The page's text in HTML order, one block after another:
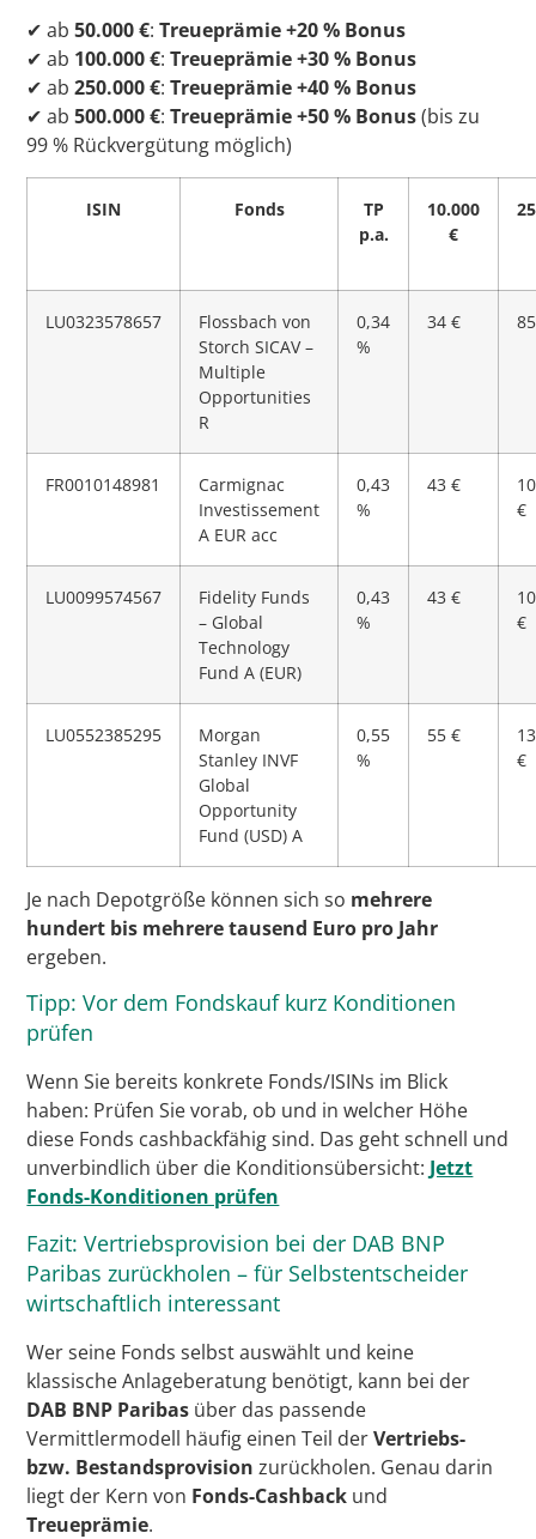
✔ ab50.000 €:Treueprämie +20 % Bonus
✔ ab 100.000 €:Treueprämie +30 % Bonus
✔ ab250.000 €:Treueprämie +40 % Bonus
✔ ab500.000 €:Treueprämie +50 % Bonus(bis zu
99 % Rückvergütung möglich)
ISIN Fonds
TP
p.a.
10.000
€
LU0323578657
Flossbach von
Storch SICAV –
Multiple
Opportunities
R
0,34
%
34 €
FR0010148981
Carmignac
Investissement
A EUR acc
0,43
%
43 €
€
LU0099574567
Fidelity Funds
– Global
Technology
Fund A (EUR)
0,43
%
43 €
€
LU0552385295
Morgan
Stanley INVF
Global
Opportunity
Fund (USD) A
0,55
%
55 €
€
Je nach Depotgröße können sich so mehrere
hundert bis mehrere tausend Euro pro Jahr
ergeben.
Tipp: Vor dem Fondskauf kurz Konditionen
prüfen
Wenn Sie bereits konkrete Fonds/ISINs im Blick
haben: Prüfen Sie vorab, ob und in welcher Höhe
diese Fonds cashbackfähig sind. Das geht schnell und
unverbindlich über die Konditionsübersicht: Jetzt
Fonds-Konditionen prüfen
Fazit: Vertriebsprovision bei der DAB BNP
Paribas zurückholen – für Selbstentscheider
wirtschaftlich interessant
Wer seine Fonds selbst auswählt und keine
klassische Anlageberatung benötigt, kann bei der
DAB BNP Paribas über das passende
Vermittlermodell häufig einen Teil derVertriebs-
bzw. Bestandsprovision zurückholen. Genau darin
liegt der Kern von Fonds-Cashback und
Treueprämie.